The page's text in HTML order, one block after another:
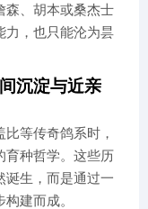
森、胡本或桑杰士
力，也只能沦为昙
沉淀与近亲
等传奇鸽系时，
种哲学。这些历
诞生，而是通过一
建而成。